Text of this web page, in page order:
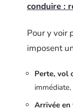
conduire :
Pour y voir
imposent
Perte, vol
Arrivée